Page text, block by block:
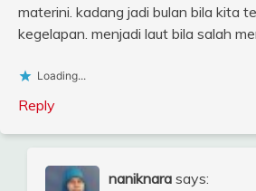
materini. kadang jadi bulan bila kita
kegelapan. menjadi laut bila salah
Loading...
Reply
naniknara says: